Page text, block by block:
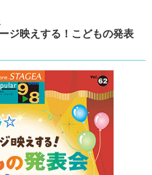
ジ映えする！こどもの発表